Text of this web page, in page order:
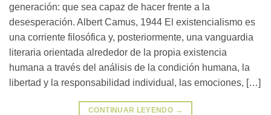
generación: que sea capaz de hacer frente a la
desesperación. Albert Camus, 1944 El existencialismo es
una corriente filosófica y, posteriormente, una vanguardia
literaria orientada alrededor de la propia existencia
humana a través del análisis de la condición humana, la
libertad y la responsabilidad individual, las emociones, […]
CONTINUAR LEYENDO →